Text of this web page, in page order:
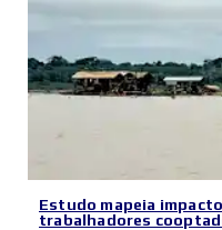
Estudo mapeia
trabalhadores